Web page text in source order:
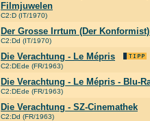
Filmjuwelen
C2:D (IT/1970)
Der Grosse Irrtum (Der
C2:Dd (IT/1970)
Die Verachtung - Le Mépris
C2:DEde (FR/1963)
Die Verachtung - Le Mépris - Blu-
C2:DEde (FR/1963)
Die Verachtung - SZ-Cinemathek
C2:Dd (FR/1963)